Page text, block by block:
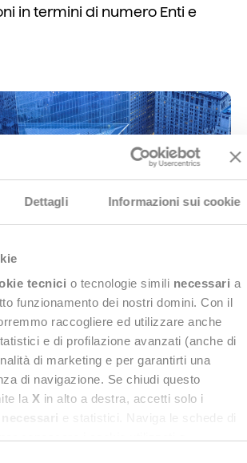
Dettagli Informazioni sui cookie
tecnici o tecnologie simili necessari a
funzionamento dei nostri domini. Con il
raccogliere ed utilizzare anche
e di profilazione avanzati (anche di
di marketing e per garantirti una
di navigazione. Se chiudi questo
la X in alto a destra, accetti solo i
in termini di numero Enti e
al servizio di
Ente Pubblico